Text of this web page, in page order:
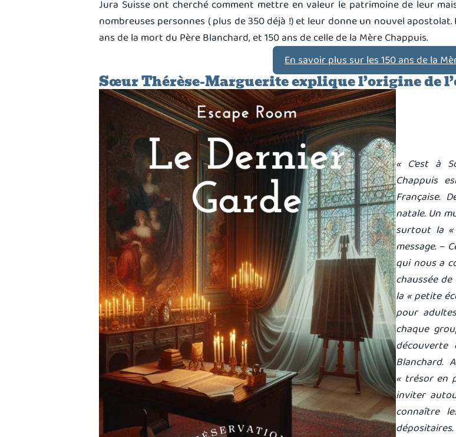
Jura Suisse ont cherché comment mettre en valeur le patrimoine de leur
nombreuses personnes ( plus de 350 déjà !) et leur donne un nouvel
ans de la mort du Père Blanchard, et 150 ans de celle de la Mère Chappuis.
En savoir plus sur les 150 ans de la
Sœur Thérèse-Marguerite explique l’origine de
« C’est à
Chappuis
Française.
natale. Un
surtout la «
message. –
qui nous a
chaussée
la « petite
pour
chaque
Blanchard.
« trésor en
inviter
connaître
dépositaires.